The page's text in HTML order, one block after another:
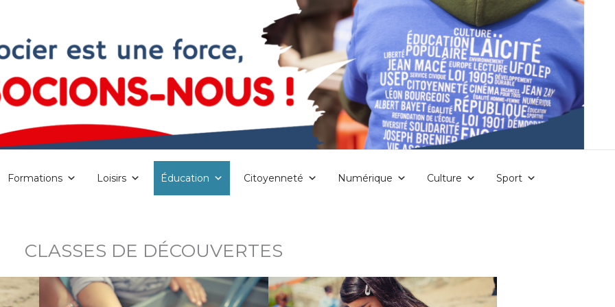
Formations Loisirs Éducation Citoyenneté Numérique Culture Sport
CLASSES DE DÉCOUVERTES